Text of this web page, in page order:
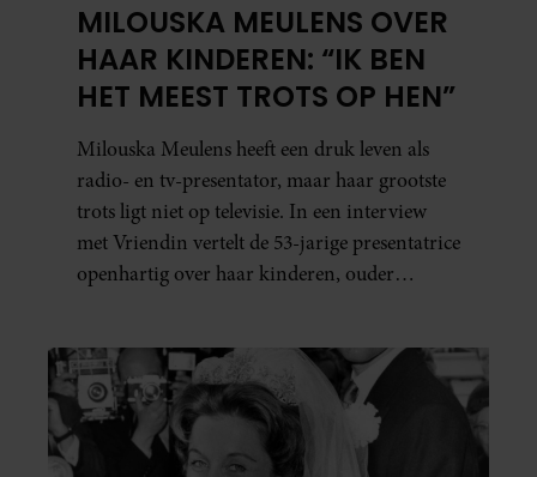
MILOUSKA MEULENS OVER
HAAR KINDEREN: “IK BEN
HET MEEST TROTS OP HEN”
Milouska Meulens heeft een druk leven als
radio- en tv-presentator, maar haar grootste
trots ligt niet op televisie. In een interview
met Vriendin vertelt de 53-jarige presentatrice
openhartig over haar kinderen, ouder
welke levenslessen haar vandaag de dag het
meest bezighouden.